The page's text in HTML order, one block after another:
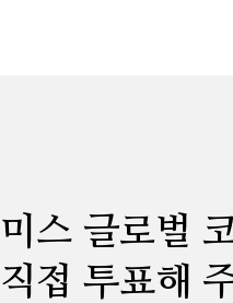
미스 글로벌
직접 투표해